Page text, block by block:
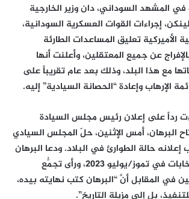
المشهد السوداني، دان وزير الخارجية
إجراءات القوات العسكرية السودانية،
الأميركية تعليق المساعدات الطارئة
عن جميع المعتقلين، وأعلنت أنها
مع هذا البلد، وذلك بعد عام تقريباً على
الإرهاب وإعادة “الحصانة السيادية” إليه.
رداً على إعلان رئيس مجلس السيادة
البرهان، أمس الإثنين، حلّ المجلس السيادي
حالة الطوارئ في البلاد. ودعا البرهان
كذلك إلى إجراء انتخابات في تموز/يوليو 2023، ورأى تجمُّع
في المقابل أنَّ “البرهان كتب نهايته بيده،
بل إلى مزيلة التاريخ”.